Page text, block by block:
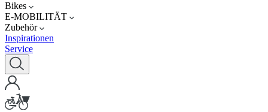
Bikes
E-MOBILITÄT
Zubehör
Inspirationen
Service